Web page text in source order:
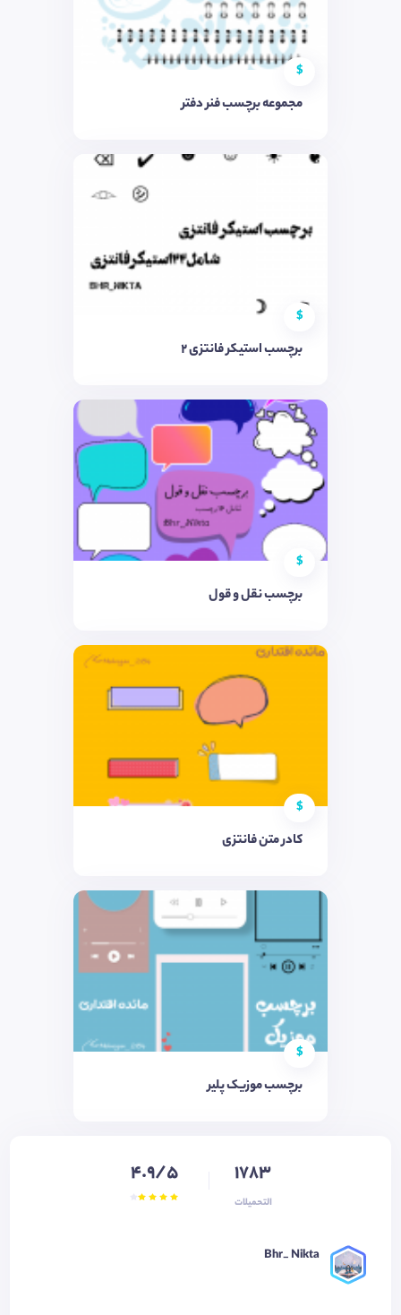
$
مجموعه برچسب فنر دفتر
$
برچسب استیکر فانتزی ٢
$
برچسب نقل و قول
$
کادر متن فانتزی
$
برچسب موزیک پلیر
1783
التحميلات
4.9/5
Bhr_ Nikta